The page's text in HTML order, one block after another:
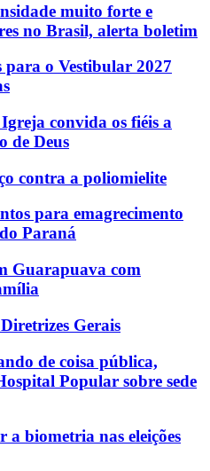
muito forte e
no Brasil, alerta boletim
para o Vestibular 2027
convida os fiéis a
de Deus
contra a poliomielite
para emagrecimento
Paraná
Guarapuava com
Gerais
de coisa pública,
Popular sobre sede
biometria nas eleições